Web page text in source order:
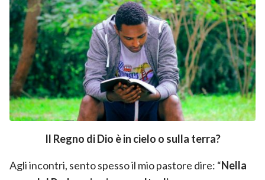
Il Regno di Dio è in cielo o sulla terra?
Agli incontri, sento spesso il mio pastore dire: “Nella